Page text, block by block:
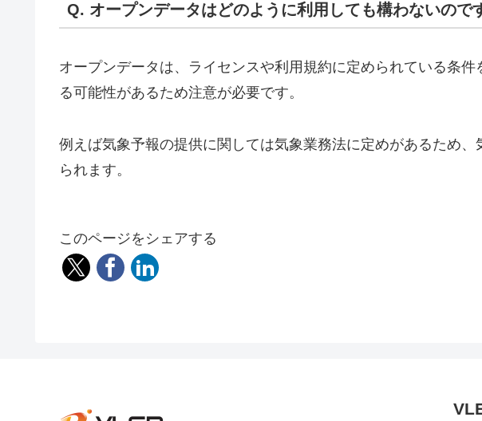
Q. オープンデータはどのように利用しても構わないので
オープンデータは、ライセンスや利用規約に定められている条
る可能性があるため注意が必要です。
例えば気象予報の提供に関しては気象業務法に定めがあるため
られます。
このページをシェアする